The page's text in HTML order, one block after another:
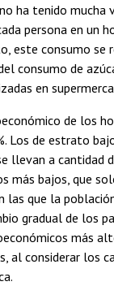
ha tenido mucha
persona en un
este consumo
consumo de
en
de los
Los de estrato
llevan a cantidad
más bajos, que
las que la
gradual de los
más
al considerar los